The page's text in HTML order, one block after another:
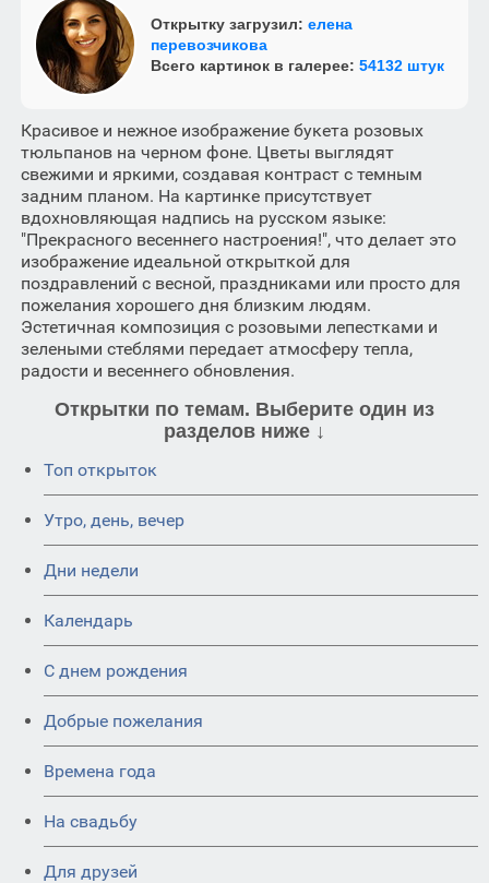
Открытку загрузил: елена
перевозчикова
Всего картинок в галерее: 54132 штук
Красивое и нежное изображение букета розовых
тюльпанов на черном фоне. Цветы выглядят
свежими и яркими, создавая контраст с темным
задним планом. На картинке присутствует
вдохновляющая надпись на русском языке:
"Прекрасного весеннего настроения!", что делает это
изображение идеальной открыткой для
поздравлений с весной, праздниками или просто для
пожелания хорошего дня близким людям.
Эстетичная композиция с розовыми лепестками и
зелеными стеблями передает атмосферу тепла,
радости и весеннего обновления.
Открытки по темам. Выберите один из
разделов ниже ↓
Топ открыток
Утро, день, вечер
Дни недели
Календарь
C днем рождения
Добрые пожелания
Времена года
На свадьбу
Для друзей